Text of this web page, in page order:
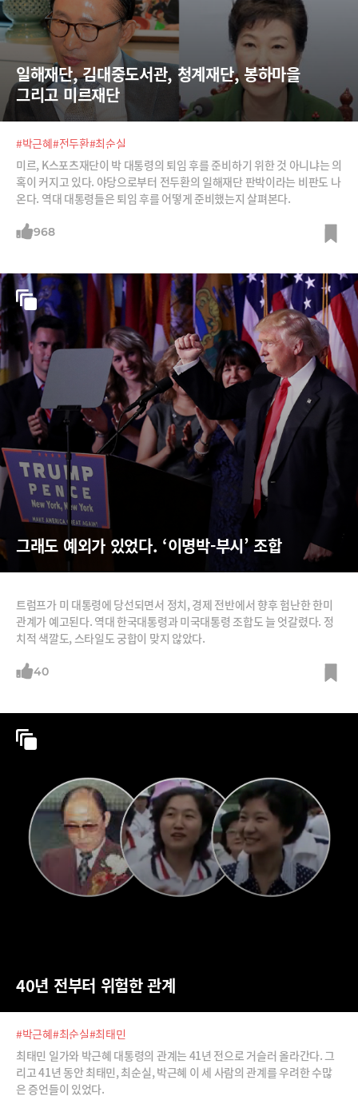
일해재단, 김대중도서관, 청계재단, 봉하마을
그리고 미르재단
#박근혜#전두환#최순실
미르, K스포츠재단이 박 대통령의 퇴임 후를 준비하기 위한 것 아니냐는 의
혹이 커지고 있다. 야당으로부터 전두환의 일해재단 판박이라는 비판도 나
온다. 역대 대통령들은 퇴임 후를 어떻게 준비했는지 살펴본다.
968
그래도 예외가 있었다. ‘이명박-부시’ 조합
트럼프가 미 대통령에 당선되면서 정치, 경제 전반에서 향후 험난한 한미
관계가 예고된다. 역대 한국대통령과 미국대통령 조합도 늘 엇갈렸다. 정
40
40년 전부터 위험한 관계
#박근혜#최순실#최태민
최태민 일가와 박근혜 대통령의 관계는 41년 전으로 거슬러 올라간다. 그
리고 41년 동안 최태민, 최순실, 박근혜 이 세 사람의 관계를 우려한 수많
은 증언들이 있었다.